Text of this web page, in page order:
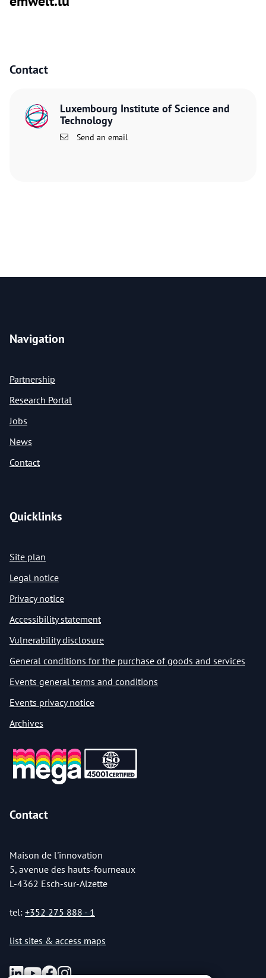
Contact
Luxembourg Institute of Science and
Technology
Send an email
Navigation
Partnership
Research Portal
Jobs
News
Contact
Quicklinks
Site plan
Legal notice
Privacy notice
Accessibility statement
Vulnerability disclosure
General conditions for the purchase of goods and services
Events general terms and conditions
Events privacy notice
Archives
Contact
Maison de l'innovation
5, avenue des hauts-fourneaux
L-4362 Esch-sur-Alzette
tel: +352 275 888 - 1
list sites & access maps